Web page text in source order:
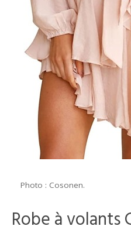
Photo : Cosonen.
Robe à volants